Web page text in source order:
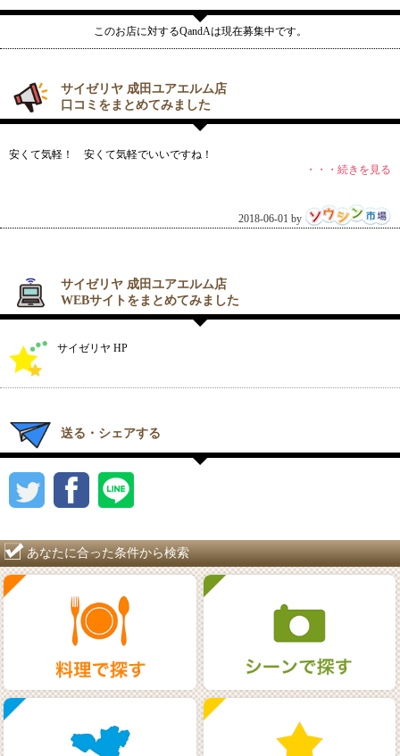
このお店に対するQandAは現在募集中です。
サイゼリヤ 成田ユアエルム店
口コミをまとめてみました
安くて気軽！ 安くて気軽でいいですね！
・・・続きを見る
2018-06-01 by
サイゼリヤ 成田ユアエルム店
WEBサイトをまとめてみました
サイゼリヤ HP
送る・シェアする
あなたに合った条件から検索